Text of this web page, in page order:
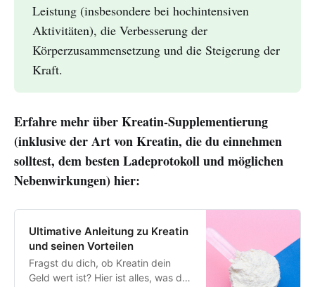
Leistung (insbesondere bei hochintensiven
Aktivitäten), die Verbesserung der
Körperzusammensetzung und die Steigerung der
Kraft.
Erfahre mehr über Kreatin-Supplementierung
(inklusive der Art von Kreatin, die du einnehmen
solltest, dem besten Ladeprotokoll und möglichen
Nebenwirkungen) hier:
Ultimative Anleitung zu Kreatin
und seinen Vorteilen
Fragst du dich, ob Kreatin dein
Geld wert ist? Hier ist alles, was du